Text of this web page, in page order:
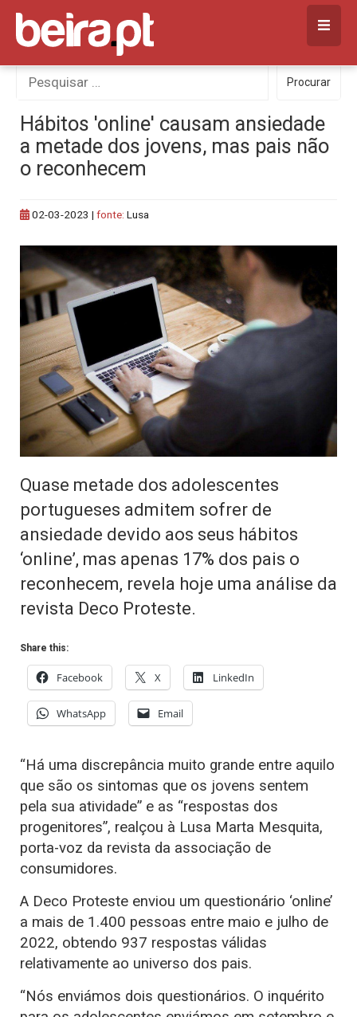
Skip
content
Procurar
por:
Procurar
Hábitos 'online' causam ansiedade
a metade dos jovens, mas pais não
o reconhecem
02-03-2023 | fonte: Lusa
Quase metade dos adolescentes
portugueses admitem sofrer de
ansiedade devido aos seus hábitos
‘online’, mas apenas 17% dos pais o
reconhecem, revela hoje uma análise da
revista Deco Proteste.
Share this:
Facebook X LinkedIn
WhatsApp Email
“Há uma discrepância muito grande entre aquilo
que são os sintomas que os jovens sentem
pela sua atividade” e as “respostas dos
progenitores”, realçou à Lusa Marta Mesquita,
porta-voz da revista da associação de
consumidores.
A Deco Proteste enviou um questionário ‘online’
a mais de 1.400 pessoas entre maio e julho de
2022, obtendo 937 respostas válidas
relativamente ao universo dos pais.
“Nós enviámos dois questionários. O inquérito